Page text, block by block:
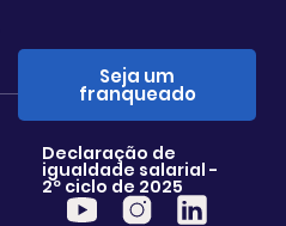
Seja um
franqueado
Declaração de
igualdade salarial -
2º ciclo de 2025